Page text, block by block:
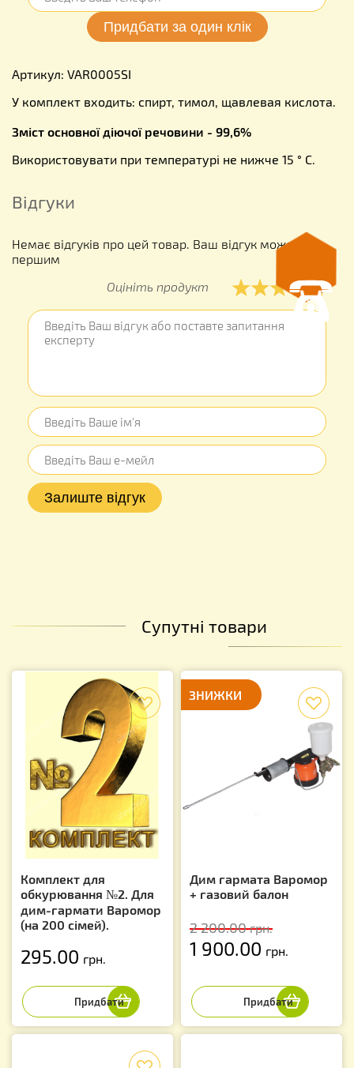
Артикул: VAR0005SI
У комплект входить: спирт, тимол, щавлевая кислота.
Зміст основної діючої речовини - 99,6%
Використовувати при температурі не нижче 15 ° С.
Відгуки
Немає відгуків про цей товар. Ваш відгук може бути
першим
Оцініть продукт
Супутні товари
Комплект для
обкурювання №2. Для
дим-гармати Варомор
(на 200 сімей).
295.00 грн.
ЗНИЖКИ
Дим гармата Варомор
+ газовий балон
2 200.00грн.
1 900.00 грн.